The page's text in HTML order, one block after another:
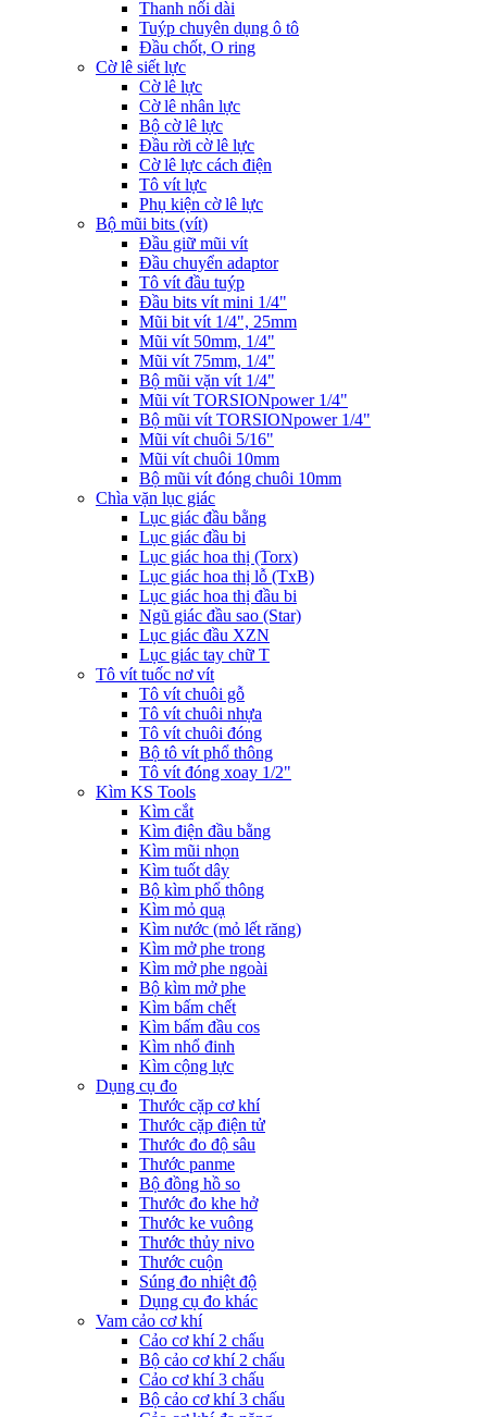
Thanh nối dài
Tuýp chuyên dụng ô tô
Đầu chốt, O ring
Cờ lê siết lực
Cờ lê lực
Cờ lê nhân lực
Bộ cờ lê lực
Đầu rời cờ lê lực
Cờ lê lực cách điện
Tô vít lực
Phụ kiện cờ lê lực
Bộ mũi bits (vít)
Đầu giữ mũi vít
Đầu chuyển adaptor
Tô vít đầu tuýp
Đầu bits vít mini 1/4"
Mũi bit vít 1/4", 25mm
Mũi vít 50mm, 1/4"
Mũi vít 75mm, 1/4"
Bộ mũi vặn vít 1/4"
Mũi vít TORSIONpower 1/4"
Bộ mũi vít TORSIONpower 1/4"
Mũi vít chuôi 5/16"
Mũi vít chuôi 10mm
Bộ mũi vít đóng chuôi 10mm
Chìa vặn lục giác
Lục giác đầu bằng
Lục giác đầu bi
Lục giác hoa thị (Torx)
Lục giác hoa thị lỗ (TxB)
Lục giác hoa thị đầu bi
Ngũ giác đầu sao (Star)
Lục giác đầu XZN
Lục giác tay chữ T
Tô vít tuốc nơ vít
Tô vít chuôi gỗ
Tô vít chuôi nhựa
Tô vít chuôi đóng
Bộ tô vít phổ thông
Tô vít đóng xoay 1/2"
Kìm KS Tools
Kìm cắt
Kìm điện đầu bằng
Kìm mũi nhọn
Kìm tuốt dây
Bộ kìm phổ thông
Kìm mỏ quạ
Kìm nước (mỏ lết răng)
Kìm mở phe trong
Kìm mở phe ngoài
Bộ kìm mở phe
Kìm bấm chết
Kìm bấm đầu cos
Kìm nhổ đinh
Kìm cộng lực
Dụng cụ đo
Thước cặp cơ khí
Thước cặp điện tử
Thước đo độ sâu
Thước panme
Bộ đồng hồ so
Thước đo khe hở
Thước ke vuông
Thước thủy nivo
Thước cuộn
Súng đo nhiệt độ
Dụng cụ đo khác
Vam cảo cơ khí
Cảo cơ khí 2 chấu
Bộ cảo cơ khí 2 chấu
Cảo cơ khí 3 chấu
Bộ cảo cơ khí 3 chấu